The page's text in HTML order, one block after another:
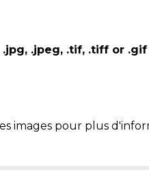
.jpg, .jpeg, .tif, .tiff or .gif
images pour plus